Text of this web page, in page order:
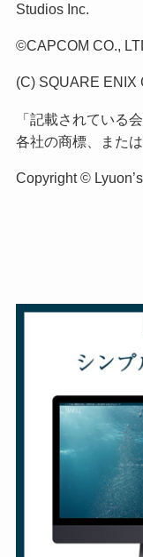
Studios Inc.
©CAPCOM CO.,
(C) SQUARE ENIX
「記載されている
各社の商標、また
Copyright ©